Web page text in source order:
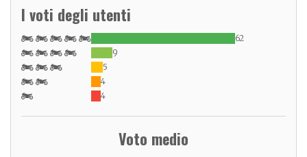
I voti degli utenti
62
9
5
4
4
Voto medio